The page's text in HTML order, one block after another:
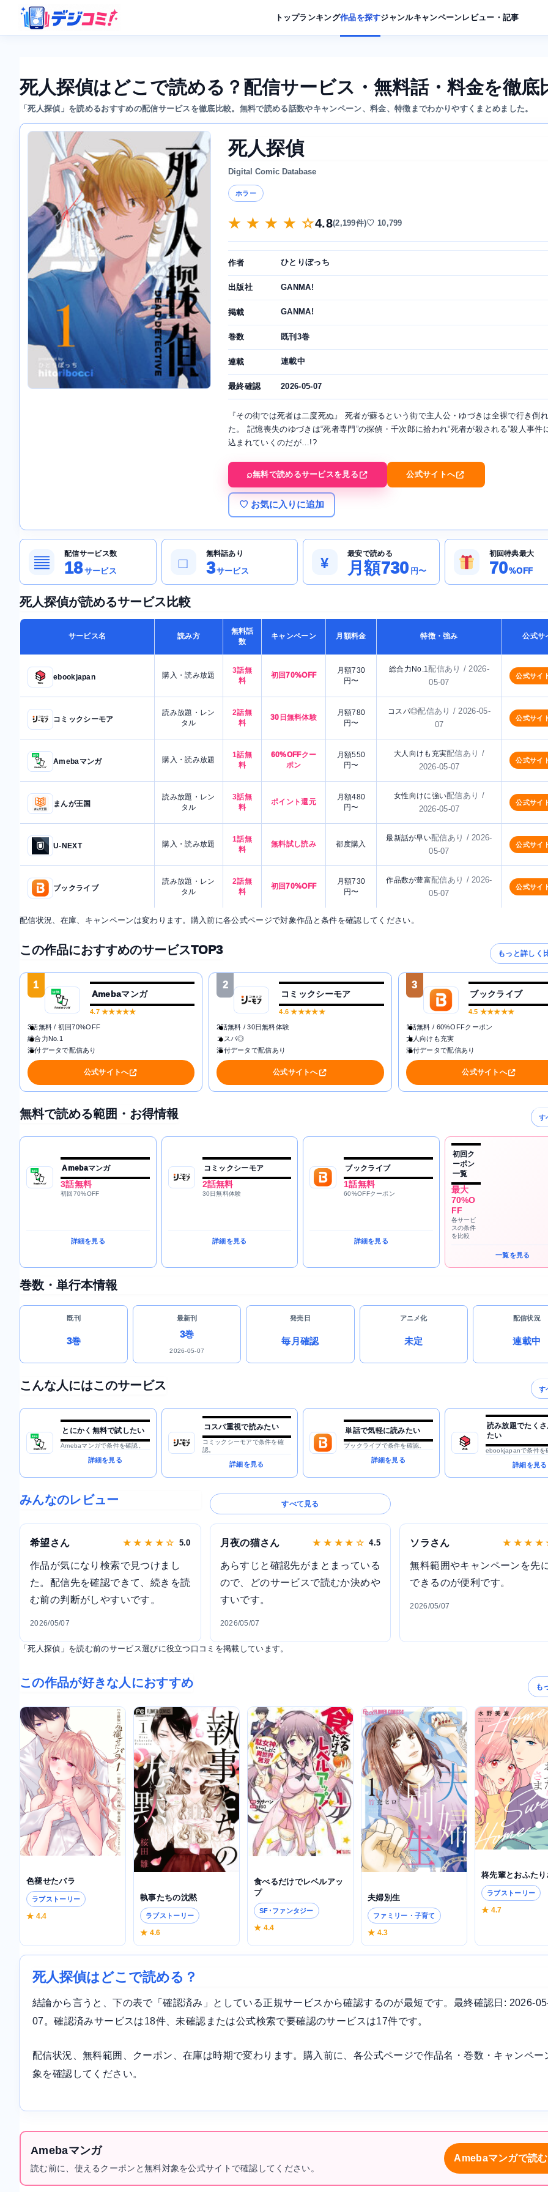
トップランキング作品を探すジャンルキャンペーンレビュー・記事
死人探偵はどこで読める？配信サービス・無料話・料金を徹底
「死人探偵」を読めるおすすめの配信サービスを徹底比較。無料で読める話数やキャンペーン、料金、特徴までわかりやすくまとめました。
死人探偵
Digital Comic Database
ホラー
★ ★ ★ ★ ☆4.8(2,199件)♡ 10,799
作者 ひとりぼっち
出版社 GANMA!
掲載 GANMA!
巻数 既刊3巻
連載 連載中
最終確認 2026-05-07
『その街では死者は二度死ぬ』 死者が蘇るという街で主人公・ゆづきは全裸で行き倒
た。 記憶喪失のゆづきは“死者専門”の探偵・千次郎に拾われ“死者が殺される”殺人事件
込まれていくのだが…!?
無料で読めるサービスを見る 公式サイトへ
♡ お気に入りに追加
▤
配信サービス数
18サービス □
無料話あり
3サービス ¥
最安で読める
月額730 円〜
初回特典最大
70%OFF
死人探偵が読めるサービス比較
サービス名 読み方
無料話
数
キャンペーン 月額料金 特徴・強み 公式サ
ebookjapan 購入・読み放題
3話無
料
初回70%OFF
月額730
円〜
総合力No.1配信あり / 2026-
05-07
公式サイ
コミックシーモア
読み放題・レン
タル
2話無
料
30日無料体験
月額780
円〜
コスパ◎配信あり / 2026-05-
07
公式サイ
Amebaマンガ 購入・読み放題
1話無
料
60%OFFクー
ポン
月額550
円〜
大人向けも充実配信あり /
2026-05-07
公式サイ
まんが王国
読み放題・レン
タル
3話無
料
ポイント還元
月額480
円〜
女性向けに強い配信あり /
2026-05-07
公式サイ
U-NEXT 購入・読み放題
1話無
料
無料試し読み 都度購入
最新話が早い配信あり / 2026-
05-07
公式サイ
ブックライブ
読み放題・レン
タル
2話無
料
初回70%OFF
月額730
円〜
作品数が豊富配信あり / 2026-
05-07
公式サイ
配信状況、在庫、キャンペーンは変わります。購入前に各公式ページで対象作品と条件を確認してください。
この作品におすすめのサービスTOP3 もっと詳しく
1
Amebaマンガ
4.7★★★★★
3話無料 / 初回70%OFF
総合力No.1
添付データで配信あり
公式サイトへ
2
コミックシーモア
4.6 ★★★★★
2話無料 / 30日無料体験
コスパ◎
添付データで配信あり
公式サイトへ
3
ブックライブ
4.5 ★★★★★
1話無料 / 60%OFFクーポン
大人向けも充実
添付データで配信あり
公式サイトへ
無料で読める範囲・お得情報 す
Amebaマンガ
3話無料
初回70%OFF
詳細を見る
コミックシーモア
2話無料
30日無料体験
詳細を見る
ブックライブ
1話無料
60%OFFクーポン
詳細を見る
初回ク
ーポン
一覧
最大
70%O
FF
各サービ
スの条件
を比較
一覧を見る
巻数・単行本情報
既刊
3巻
最新刊
3巻
2026-05-07
発売日
毎月確認
アニメ化
未定
配信状況
連載中
こんな人にはこのサービス す
とにかく無料で試したい
Amebaマンガで条件を確認。
詳細を見る
コスパ重視で読みたい
コミックシーモアで条件を確
認。
詳細を見る
単話で気軽に読みたい
ブックライブで条件を確認。
詳細を見る
読み放題でたく
たい
ebookjapanで条件を
詳細を見る
みんなのレビュー すべて見る
希望さん ★ ★ ★ ★ ☆ 5.0
作品が気になり検索で見つけまし
た。配信先を確認できて、続きを読
む前の判断がしやすいです。
2026/05/07
月夜の猫さん ★ ★ ★ ★ ☆ 4.5
あらすじと確認先がまとまっている
ので、どのサービスで読むか決めや
すいです。
2026/05/07
ソラさん ★ ★ ★ ★
無料範囲やキャンペーンを先
できるのが便利です。
2026/05/07
「死人探偵」を読む前のサービス選びに役立つ口コミを掲載しています。
この作品が好きな人におすすめ も
色褪せたバラ
ラブストーリー
★ 4.4
執事たちの沈黙
ラブストーリー
★ 4.6
食べるだけでレベルアッ
プ
SF･ファンタジー
★ 4.4
夫婦別生
ファミリー・子育て
★ 4.3
柊先輩とおふた
ラブストーリー
★ 4.7
死人探偵はどこで読める？
結論から言うと、下の表で「確認済み」としている正規サービスから確認するのが最短です。最終確認日: 2026-
07。確認済みサービスは18件、未確認または公式検索で要確認のサービスは17件です。
配信状況、無料範囲、クーポン、在庫は時期で変わります。購入前に、各公式ページで作品名・巻数・キャンペー
象を確認してください。
Amebaマンガ
読む前に、使えるクーポンと無料対象を公式サイトで確認してください。
Amebaマンガで読む